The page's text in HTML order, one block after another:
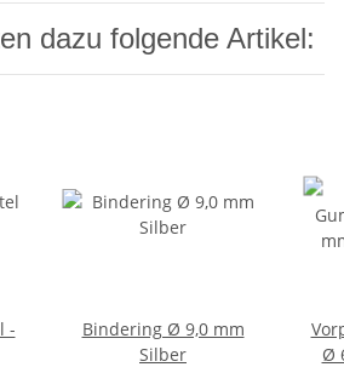
dazu folgende Artikel:
-
Bindering Ø 9,0 mm
Silber
Ø